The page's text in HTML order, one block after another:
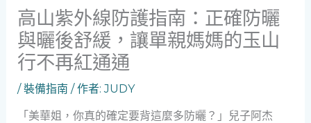
高山紫外線防護指南：正確防曬
與曬後舒緩，讓單親媽媽的玉山
行不再紅通通
/裝備指南 / 作者:JUDY
「美華姐，你真的確定要背這麼多防曬？」兒子阿杰